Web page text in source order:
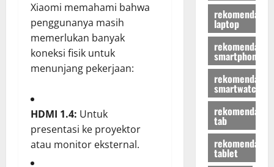
Xiaomi memahami bahwa
penggunanya masih
memerlukan banyak
koneksi fisik untuk
menunjang pekerjaan:
HDMI 1.4: Untuk
presentasi ke proyektor
atau monitor eksternal.
rekomendasi
laptop
rekomendasi
smartphone
rekomendasi
smartwatch
rekomendasi
tab
rekomendasi
tablet